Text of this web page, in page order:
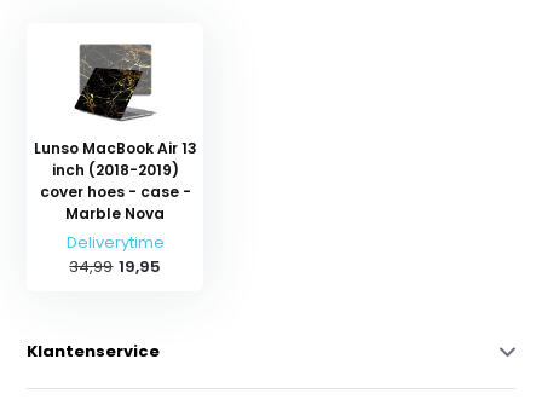
Lunso MacBook Air 13
inch (2018-2019)
cover hoes - case -
Marble Nova
Deliverytime
34,99 19,95
Klantenservice